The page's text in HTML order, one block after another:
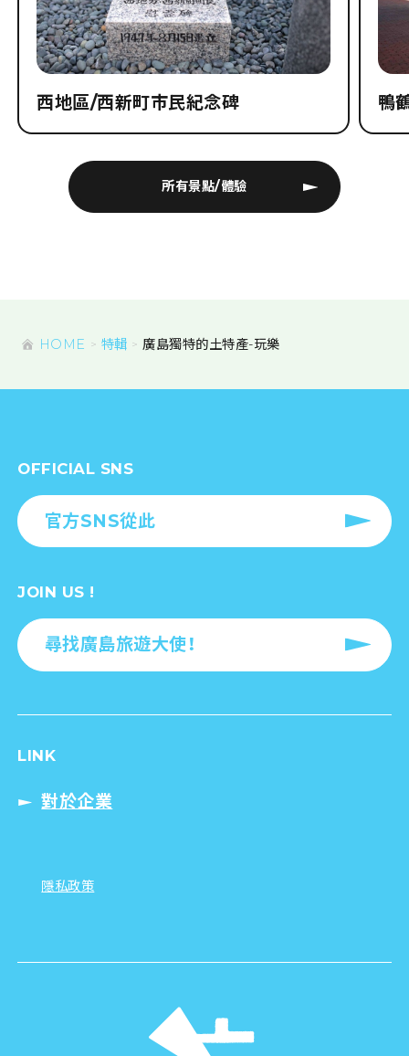
所有景點/體驗
西地區/西新町市民紀念碑 鴨
HOME 特輯 廣島獨特的土特產-玩樂
OFFICIAL SNS
官方SNS從此
JOIN US !
尋找廣島旅遊大使！
LINK
對於企業
隱私政策